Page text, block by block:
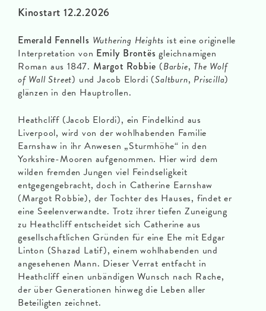
Kinostart 12.2.2026
Emerald Fennells Wuthering Heights ist eine originelle
Interpretation von Emily Brontës gleichnamigen
Roman aus 1847. Margot Robbie (Barbie, The Wolf
of Wall Street) und Jacob Elordi (Saltburn, Priscilla)
glänzen in den Hauptrollen.
Heathcliff (Jacob Elordi), ein Findelkind aus
Liverpool, wird von der wohlhabenden Familie
Earnshaw in ihr Anwesen „Sturmhöhe“ in den
Yorkshire-Mooren aufgenommen. Hier wird dem
wilden fremden Jungen viel Feindseligkeit
entgegengebracht, doch in Catherine Earnshaw
(Margot Robbie), der Tochter des Hauses, findet er
eine Seelenverwandte. Trotz ihrer tiefen Zuneigung
zu Heathcliff entscheidet sich Catherine aus
gesellschaftlichen Gründen für eine Ehe mit Edgar
Linton (Shazad Latif), einem wohlhabenden und
angesehenen Mann. Dieser Verrat entfacht in
Heathcliff einen unbändigen Wunsch nach Rache,
der über Generationen hinweg die Leben aller
Beteiligten zeichnet.